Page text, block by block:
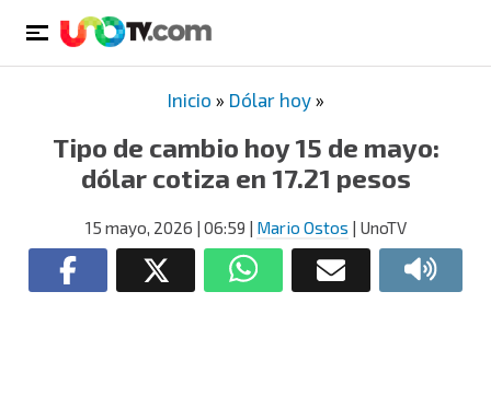
Inicio » Dólar hoy»
Tipo de cambio hoy 15 de mayo:
dólar cotiza en 17.21 pesos
15 mayo, 2026 | 06:59 | Mario Ostos | UnoTV